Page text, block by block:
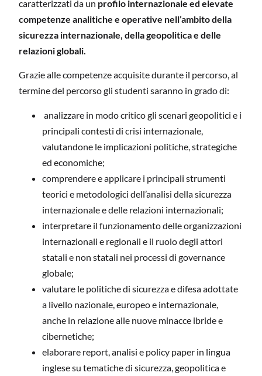
caratterizzati da un profilo internazionale ed elevate
competenze analitiche e operative nell’ambito della
sicurezza internazionale, della geopolitica e delle
relazioni globali.
Grazie alle competenze acquisite durante il percorso, al
termine del percorso gli studenti saranno in grado di:
analizzare in modo critico gli scenari geopolitici e i
principali contesti di crisi internazionale,
valutandone le implicazioni politiche, strategiche
ed economiche;
comprendere e applicare i principali strumenti
teorici e metodologici dell’analisi della sicurezza
internazionale e delle relazioni internazionali;
interpretare il funzionamento delle organizzazioni
internazionali e regionali e il ruolo degli attori
statali e non statali nei processi di governance
globale;
valutare le politiche di sicurezza e difesa adottate
a livello nazionale, europeo e internazionale,
anche in relazione alle nuove minacce ibride e
cibernetiche;
elaborare report, analisi e policy paper in lingua
inglese su tematiche di sicurezza, geopolitica e